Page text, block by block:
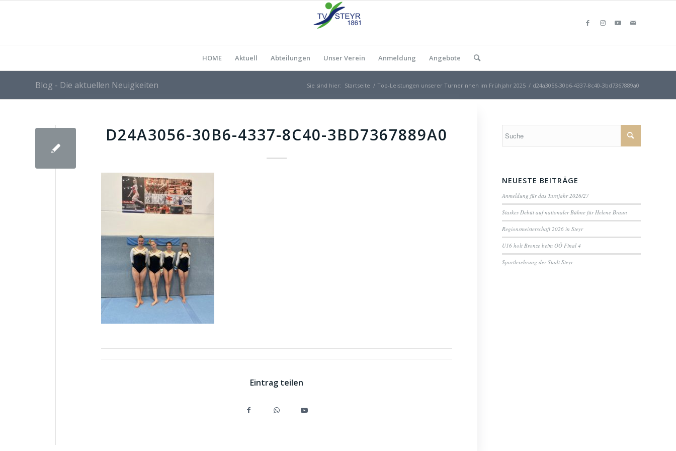
HOME Aktuell Abteilungen Unser Verein Anmeldung Angebote
Blog - Die aktuellen Neuigkeiten Sie sind hier: Startseite / Top-Leistungen unserer Turnerinnen im Frühjahr 2025 / d24a3056-30b6-4337-8c40-3bd7367889a0
D24A3056-30B6-4337-8C40-3BD7367889A0
Eintrag teilen
NEUESTE BEITRÄGE
Anmeldung für das Turnjahr 2026/27
Starkes Debüt auf nationaler Bühne für Helene Braun
Regionsmeisterschaft 2026 in Steyr
U16 holt Bronze beim OÖ Final 4
Sportlerehrung der Stadt Steyr